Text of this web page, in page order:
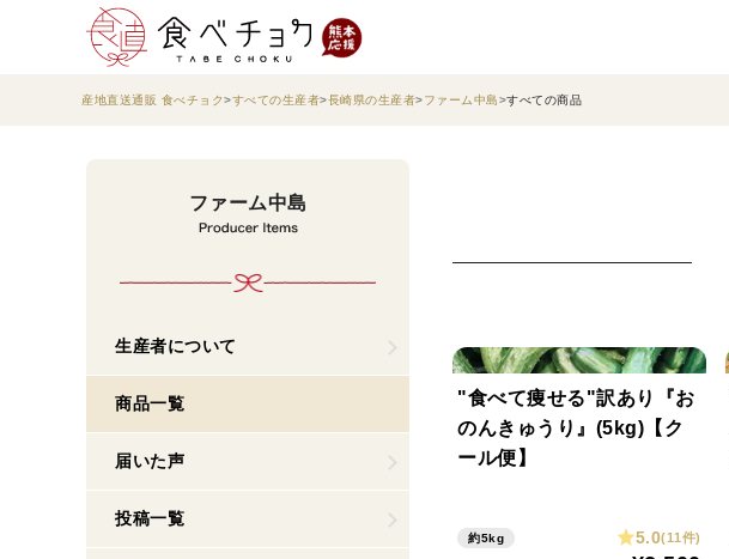
産地直送通販 食べチョク すべての生産者 長崎県の生産者 ファーム中島 すべての商品
ファーム中島
生産者について
商品一覧
届いた声
投稿一覧
"食べて痩せる"訳あり『お
のんきゅうり』(5kg)【ク
ール便】
約5kg 5.0(11件)